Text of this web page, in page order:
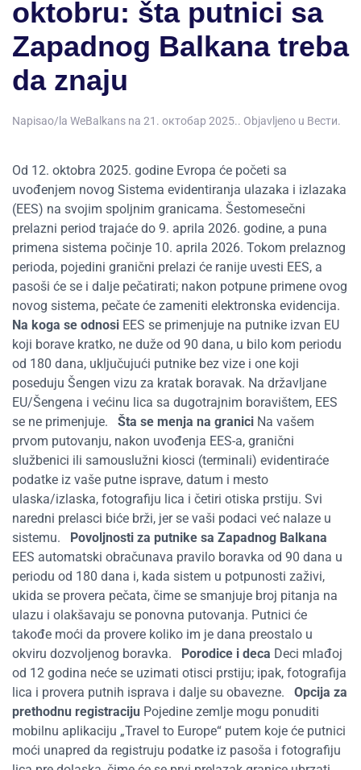
oktobru: šta putnici sa
Zapadnog Balkana treba
da znaju
Napisao/la WeBalkans na 21. октобар 2025.. Objavljeno u Вести.
Od 12. oktobra 2025. godine Evropa će početi sa
uvođenjem novog Sistema evidentiranja ulazaka i izlazaka
(EES) na svojim spoljnim granicama. Šestomesečni
prelazni period trajaće do 9. aprila 2026. godine, a puna
primena sistema počinje 10. aprila 2026. Tokom prelaznog
perioda, pojedini granični prelazi će ranije uvesti EES, a
pasoši će se i dalje pečatirati; nakon potpune primene ovog
novog sistema, pečate će zameniti elektronska evidencija.
Na koga se odnosi EES se primenjuje na putnike izvan EU
koji borave kratko, ne duže od 90 dana, u bilo kom periodu
od 180 dana, uključujući putnike bez vize i one koji
poseduju Šengen vizu za kratak boravak. Na državljane
EU/Šengena i većinu lica sa dugotrajnim boravištem, EES
se ne primenjuje. Šta se menja na granici Na vašem
prvom putovanju, nakon uvođenja EES-a, granični
službenici ili samouslužni kiosci (terminali) evidentiraće
podatke iz vaše putne isprave, datum i mesto
ulaska/izlaska, fotografiju lica i četiri otiska prstiju. Svi
naredni prelasci biće brži, jer se vaši podaci već nalaze u
sistemu. Povoljnosti za putnike sa Zapadnog Balkana
EES automatski obračunava pravilo boravka od 90 dana u
periodu od 180 dana i, kada sistem u potpunosti zaživi,
ukida se provera pečata, čime se smanjuje broj pitanja na
ulazu i olakšavaju se ponovna putovanja. Putnici će
takođe moći da provere koliko im je dana preostalo u
okviru dozvoljenog boravka. Porodice i deca Deci mlađoj
od 12 godina neće se uzimati otisci prstiju; ipak, fotografija
lica i provera putnih isprava i dalje su obavezne. Opcija za
prethodnu registraciju Pojedine zemlje mogu ponuditi
mobilnu aplikaciju „Travel to Europe“ putem koje će putnici
moći unapred da registruju podatke iz pasoša i fotografiju